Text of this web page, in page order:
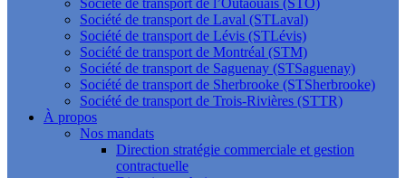
Société de transport de l’Outaouais (STO)
Société de transport de Laval (STLaval)
Société de transport de Lévis (STLévis)
Société de transport de Montréal (STM)
Société de transport de Saguenay (STSaguenay)
Société de transport de Sherbrooke (STSherbrooke)
Société de transport de Trois-Rivières (STTR)
À propos
Nos mandats
Direction stratégie commerciale et gestion
contractuelle